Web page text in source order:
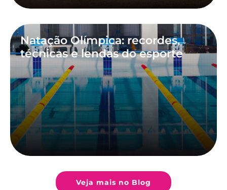
Natação Olímpica: recordes,
técnicas e lendas do esporte
Veja mais no Blog